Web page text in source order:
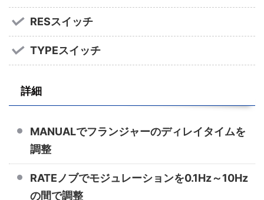
RESスイッチ
TYPEスイッチ
詳細
MANUALでフランジャーのディレイタイムを
調整
RATEノブでモジュレーションを0.1Hz～10Hz
の間で調整